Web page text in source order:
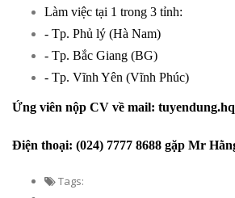
Làm việc tại 1 trong 3 tỉnh:
- Tp. Phủ lý (Hà Nam)
- Tp. Bắc Giang (BG)
- Tp. Vĩnh Yên (Vĩnh Phúc)
Ứng viên nộp CV về mail:
Điện thoại: (024) 7777 8688 gặp Mr
Tags: